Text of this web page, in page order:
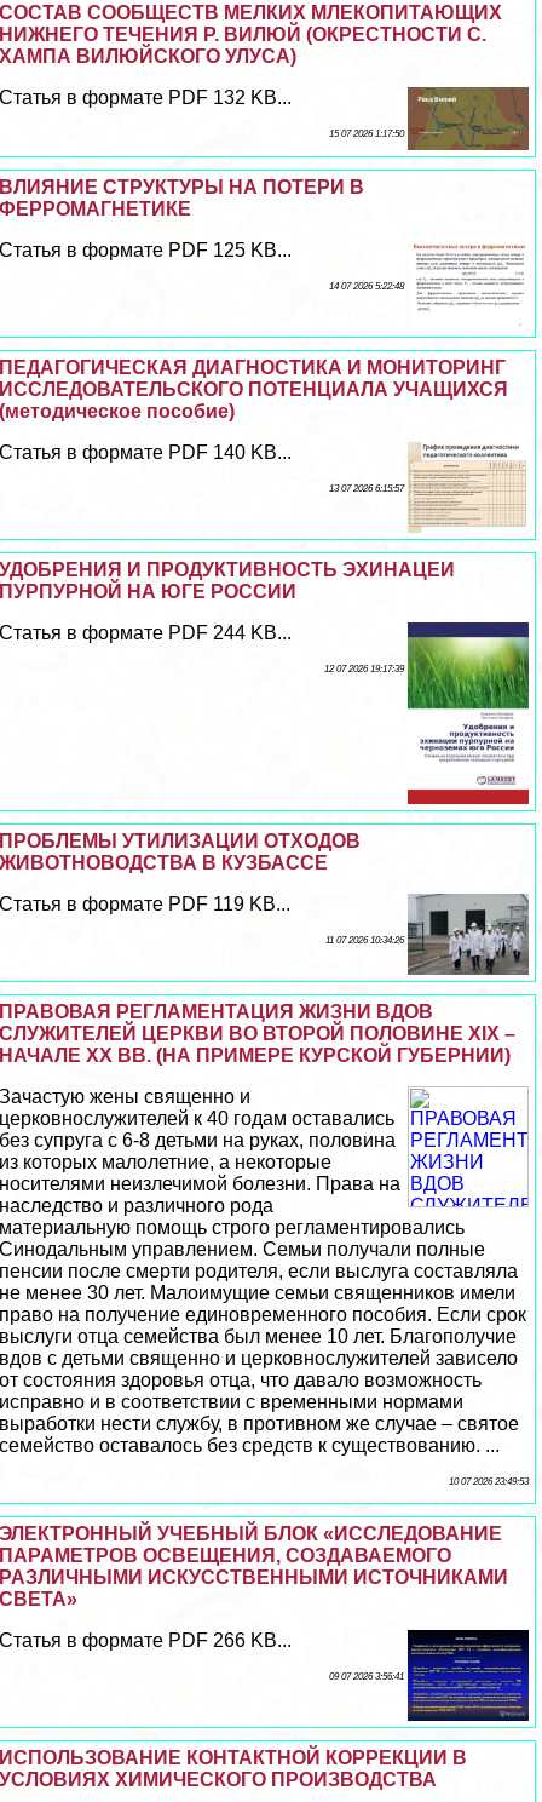
СОСТАВ СООБЩЕСТВ МЕЛКИХ МЛЕКОПИТАЮЩИХ
НИЖНЕГО ТЕЧЕНИЯ Р. ВИЛЮЙ (ОКРЕСТНОСТИ С.
ХАМПА ВИЛЮЙСКОГО УЛУСА)
Статья в формате PDF 132 KB...
15 07 2026 1:17:50
ВЛИЯНИЕ СТРУКТУРЫ НА ПОТЕРИ В
ФЕРРОМАГНЕТИКЕ
Статья в формате PDF 125 KB...
14 07 2026 5:22:48
ПЕДАГОГИЧЕСКАЯ ДИАГНОСТИКА И МОНИТОРИНГ
ИССЛЕДОВАТЕЛЬСКОГО ПОТЕНЦИАЛА УЧАЩИХСЯ
(методическое пособие)
Статья в формате PDF 140 KB...
13 07 2026 6:15:57
УДОБРЕНИЯ И ПРОДУКТИВНОСТЬ ЭХИНАЦЕИ
ПУРПУРНОЙ НА ЮГЕ РОССИИ
Статья в формате PDF 244 KB...
12 07 2026 19:17:39
ПРОБЛЕМЫ УТИЛИЗАЦИИ ОТХОДОВ
ЖИВОТНОВОДСТВА В КУЗБАССЕ
Статья в формате PDF 119 KB...
11 07 2026 10:34:26
ПРАВОВАЯ РЕГЛАМЕНТАЦИЯ ЖИЗНИ ВДОВ
СЛУЖИТЕЛЕЙ ЦЕРКВИ ВО ВТОРОЙ ПОЛОВИНЕ XIX –
НАЧАЛЕ XX ВВ. (НА ПРИМЕРЕ КУРСКОЙ ГУБЕРНИИ)
Зачастую жены священно и
церковнослужителей к 40 годам оставались
без супруга с 6-8 детьми на руках, половина
из которых малолетние, а некоторые
носителями неизлечимой болезни. Права на
наследство и различного рода
материальную помощь строго регламентировались
Синодальным управлением. Семьи получали полные
пенсии после cмepти родителя, если выслуга составляла
не менее 30 лет. Малоимущие семьи священников имели
право на получение единовременного пособия. Если срок
выслуги отца семейства был менее 10 лет. Благополучие
вдов с детьми священно и церковнослужителей зависело
от состояния здоровья отца, что давало возможность
исправно и в соответствии с временными нормами
выработки нести службу, в противном же случае – святое
семейство оставалось без средств к существованию. ...
10 07 2026 23:49:53
ЭЛЕКТРОННЫЙ УЧЕБНЫЙ БЛОК «ИССЛЕДОВАНИЕ
ПАРАМЕТРОВ ОСВЕЩЕНИЯ, СОЗДАВАЕМОГО
РАЗЛИЧНЫМИ ИСКУССТВЕННЫМИ ИСТОЧНИКАМИ
СВЕТА»
Статья в формате PDF 266 KB...
09 07 2026 3:56:41
ИСПОЛЬЗОВАНИЕ КОНТАКТНОЙ КОРРЕКЦИИ В
УСЛОВИЯХ ХИМИЧЕСКОГО ПРОИЗВОДСТВА